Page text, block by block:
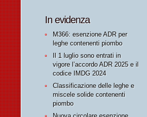
In evidenza
M366: esenzione ADR per
leghe contenenti piombo
Il 1 luglio sono entrati in
vigore l’accordo ADR 2025 e il
codice IMDG 2024
Classificazione delle leghe e
miscele solide contenenti
piombo